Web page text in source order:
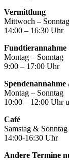
Vermittlung
Mittwoch – Sonntag
14:00 – 16:30 Uhr
Fundtierannahme
Montag – Sonntag
9:00 – 17:00 Uhr
Montag – Sonntag
10:00 – 12:00 Uhr
Café
Samstag & Sonntag
14:00-16:30 Uhr
Andere Termine